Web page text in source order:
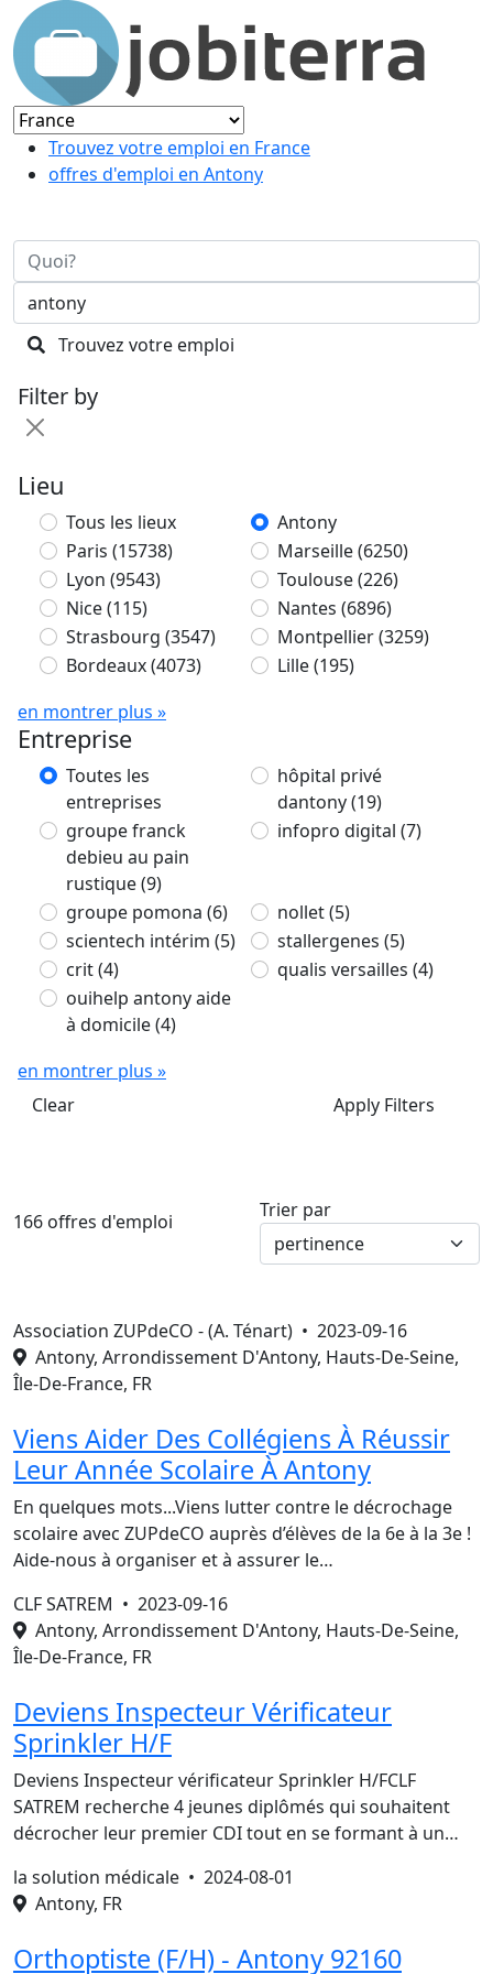
Trouvez votre emploi en France
offres d'emploi en Antony
Trouvez votre emploi
Filter by
Lieu
Tous les lieux
Antony
Paris (15738) Marseille(6250)
Lyon (9543) Toulouse(226)
Nice(115) Nantes (6896)
Strasbourg (3547) Montpellier(3259)
Bordeaux(4073) Lille(195)
en montrer plus »
Entreprise
Toutes les
entreprises
hôpital privé
dantony(19)
groupe franck
debieu au pain
rustique(9)
infopro digital (7)
groupe pomona (6) nollet(5)
scientech intérim (5) stallergenes (5)
crit(4) qualis versailles (4)
ouihelp antony aide
à domicile(4)
en montrer plus »
Clear
Apply Filters
166 offres d'emploi Trier par
Association ZUPdeCO - (A. Ténart) • 2023-09-16
Antony, Arrondissement D'Antony, Hauts-De-Seine,
Île-De-France, FR
Viens Aider Des Collégiens À Réussir
Leur Année Scolaire À Antony
En quelques mots...Viens lutter contre le décrochage
scolaire avec ZUPdeCO auprès d’élèves de la 6e à la 3e !
Aide-nous à organiser et à assurer le…
CLF SATREM • 2023-09-16
Antony, Arrondissement D'Antony, Hauts-De-Seine,
Île-De-France, FR
Deviens Inspecteur Vérificateur
Sprinkler H/F
Deviens Inspecteur vérificateur Sprinkler H/FCLF
SATREM recherche 4 jeunes diplômés qui souhaitent
décrocher leur premier CDI tout en se formant à un…
la solution médicale • 2024-08-01
Antony, FR
Orthoptiste (F/H) - Antony 92160